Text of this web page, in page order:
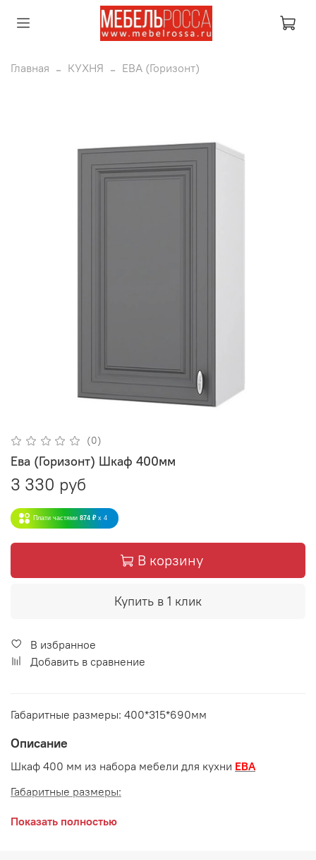
Главная КУХНЯ ЕВА (Горизонт)
(0)
Ева (Горизонт) Шкаф 400мм
3 330 руб
Плати частями 874 ₽ x 4
В корзину
Купить в 1 клик
В избранное
Добавить в сравнение
Габаритные размеры: 400*315*690мм
Описание
Шкаф 400 мм из набора мебели для кухни ЕВА
Габаритные размеры:
длина 400 мм
Показать полностью